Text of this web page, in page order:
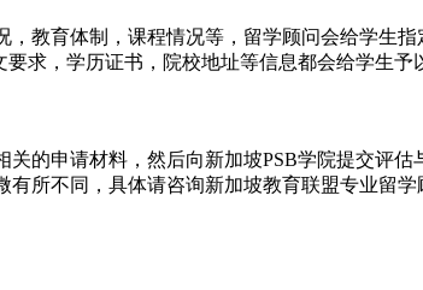
教育体制，课程情况等，留学顾问会给学生指
求，学历证书，院校地址等信息都会给学生予
申请材料，然后向新加坡PSB学院提交评估
所不同，具体请咨询新加坡教育联盟专业留